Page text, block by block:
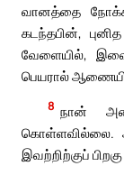
வானத்தை
கடந்தபின்,
வேளையில், இவை
பெயரால்
8 நான்
கொள்ளவில்லை.
இவற்றிற்குப்